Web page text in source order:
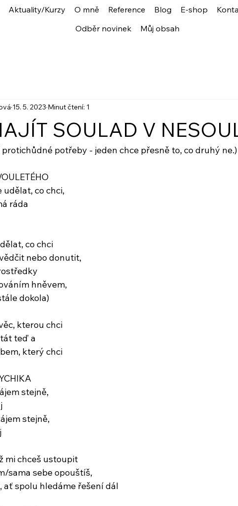
Aktuality/Kurzy O mně Reference Blog E-shop
Odběr novinek
Můj obsah
SOULAD V
15. 5. 2023 Minut čtení: 1
protichůdné potřeby - jeden chce přesně to, co druhý ne.)
udělat, co chci,
ráda
co chci
nebo donutit,
hněvem,
dokola)
kterou chci
teď a
který chci
stejně,
stejně,
mi chceš ustoupit
sama sebe opouštíš,
ať spolu hledáme řešení dál